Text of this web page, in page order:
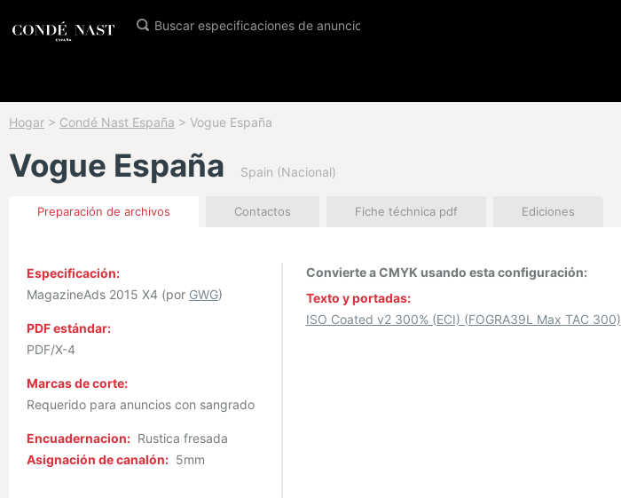
Hogar > Condé Nast España > Vogue España
Vogue España Spain (Nacional)
Preparación de archivos Contactos Fiche téchnica pdf Ediciones
Especificación:
MagazineAds 2015 X4 (por GWG)
PDF estándar:
PDF/X-4
Marcas de corte:
Requerido para anuncios con sangrado
Encuadernacion: Rustica fresada
Asignación de canalón: 5mm
Convierte a CMYK usando esta configuración:
Texto y portadas:
ISO Coated v2 300% (ECI) (FOGRA39L Max TAC 300)